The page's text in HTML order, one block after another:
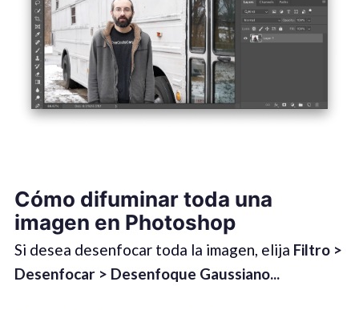
Cómo difuminar toda una
imagen en Photoshop
Si desea desenfocar toda la imagen, elija Filtro >
Desenfocar > Desenfoque Gaussiano...